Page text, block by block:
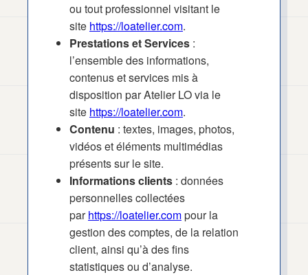
ou tout professionnel visitant le
site https://loatelier.com.
Prestations et Services :
l’ensemble des informations,
contenus et services mis à
disposition par Atelier LO via le
site https://loatelier.com.
Contenu : textes, images, photos,
vidéos et éléments multimédias
présents sur le site.
Informations clients : données
personnelles collectées
parhttps://loatelier.compour la
gestion des comptes, de la relation
client, ainsi qu’à des fins
statistiques ou d’analyse.